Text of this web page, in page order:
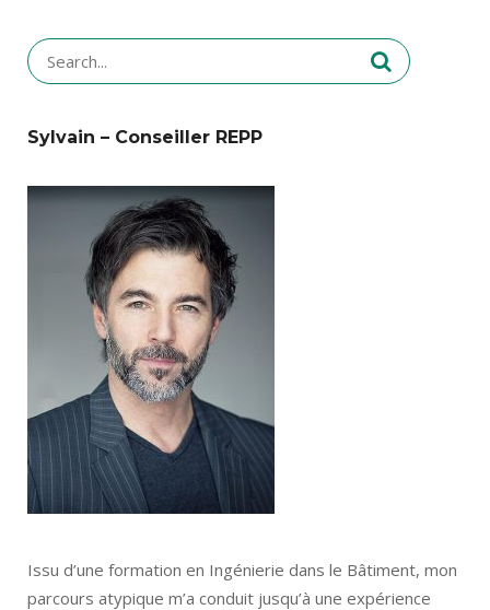
Search
for:
Sylvain – Conseiller REPP
Issu d’une formation en Ingénierie dans le Bâtiment, mon
parcours atypique m’a conduit jusqu’à une expérience